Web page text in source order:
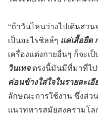
“ถ้าวันไหนว่างไปเดินสว
เป็นอะไรชิลล์ๆ แค่เสื้อยืด
เครื่องแต่งกายอื่นๆ ก็จะเ
วินเทจตรงนี้มันมีที่มาที่ไ
ค่อนข้างใส่ใจในรายละเอี
ลักษณะการใช้งาน ซึ่งส่ว
แนวทหารสมัยสงครามโล